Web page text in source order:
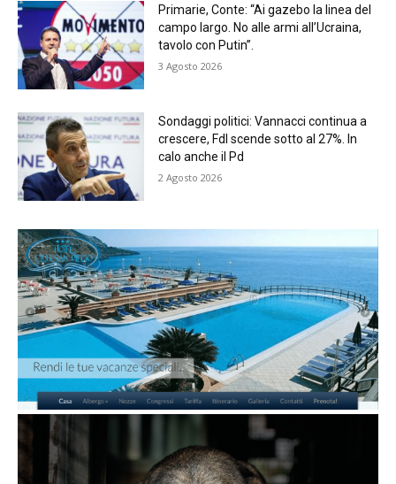
Primarie, Conte: “Ai gazebo la linea del
campo largo. No alle armi all’Ucraina,
tavolo con Putin”.
3 Agosto 2026
Sondaggi politici: Vannacci continua a
crescere, FdI scende sotto al 27%. In
calo anche il Pd
2 Agosto 2026